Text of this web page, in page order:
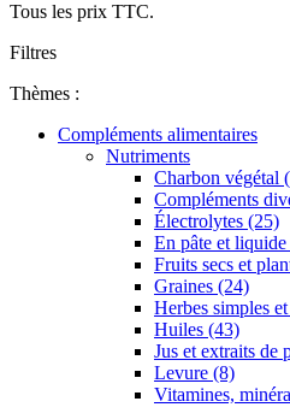
Tous les prix TTC.
Filtres
Thèmes :
Compléments alimentaires
Nutriments
Charbon végétal
Compléments
Électrolytes (25)
En pâte et
Fruits secs et
Graines (24)
Herbes simples
Huiles (43)
Jus et extraits de
Levure (8)
Vitamines,